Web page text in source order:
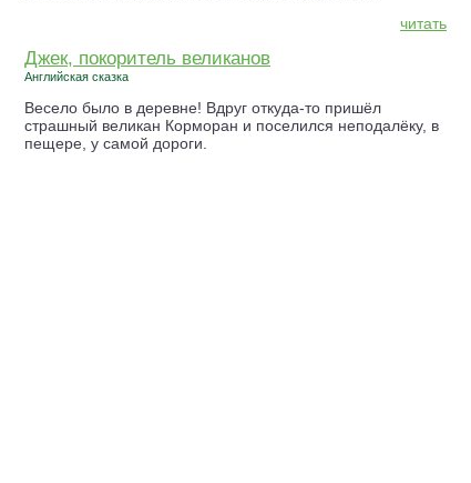
читать
Джек, покоритель великанов
Английская сказка
Весело было в деревне! Вдруг откуда-то пришёл
страшный великан Корморан и поселился неподалёку, в
пещере, у самой дороги.